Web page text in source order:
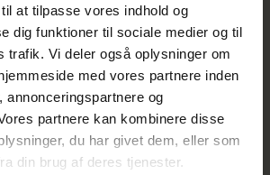
at tilpasse vores indhold og
dig funktioner til sociale medier og til
trafik. Vi deler også oplysninger om
med vores partnere inden
annonceringspartnere og
partnere kan kombinere disse
du har givet dem, eller som
din brug af deres tjenester.
Milky
sølv
Julie Sandlau Primini Sapphire
Blue armbånd forgyldt sølv
safirblå krystal
2.400,00 kr
På lager